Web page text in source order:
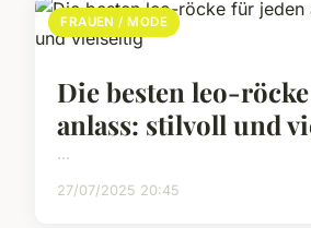
FRAUEN / MODE
Die besten leo-
anlass: stilvoll und
...
27/07/2025 20:45